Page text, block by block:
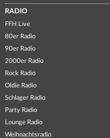
RADIO
FFH Live
80er Radio
90er Radio
2000er Radio
Rock Radio
Oldie Radio
Schlager Radio
Party Radio
Lounge Radio
Weihnachtsradio